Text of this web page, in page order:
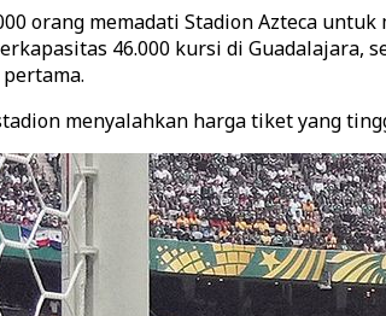
orang memadati Stadion Azteca
46.000 kursi di Guadalajara,
menyalahkan harga tiket yang